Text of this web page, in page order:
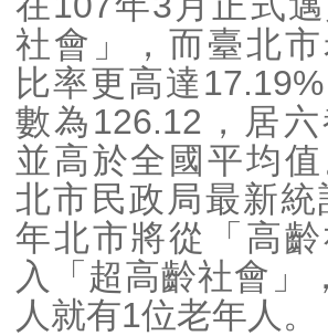
社會」，而臺北
比率更高達
數為126.12，居
並高於全國平均
北市民政局最新統
年北市將從「高
入「超高齡社會」
人就有1位老年人。